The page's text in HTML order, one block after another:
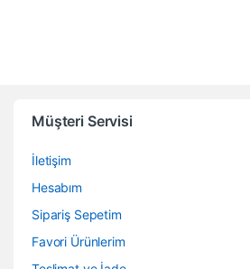
Müşteri Servisi
İletişim
Hesabım
Sipariş Sepetim
Favori Ürünlerim